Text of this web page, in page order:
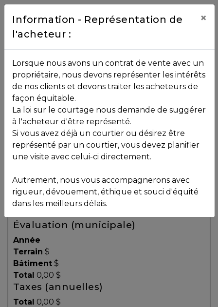
Contact
NOS
PROPRIÉTÉS
VOS
COURTIERS
Équipe
Partenaires
Témoignages
Blogue
ACHAT
Toutes les propriétés
Vendu
, , ,
J0R1R4
Voir plus de photos
Évaluation (municipale)
Année
Terrain $
Bâtiment $
Total 0,00 $
Taxes (annuelles)
Total 0,00 $
Information - Représentation de
l'acheteur :
×
Lorsque nous avons un contrat de vente avec un
propriétaire, nous devons représenter les intérêts
de nos clients et devons traiter les acheteurs de
façon équitable.
La loi sur le courtage nous demande de suggérer
à l'acheteur d'être représenté.
Si vous avez déjà un courtier ou désirez être
représenté par un courtier, vous devez planifier
une visite avec celui-ci directement.
Autrement, nous vous accompagnerons avec
rigueur, dévouement, éthique et souci d'équité
dans les meilleurs délais.